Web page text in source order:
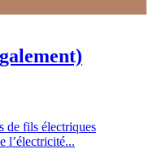
de fils électriques
l’électricité...